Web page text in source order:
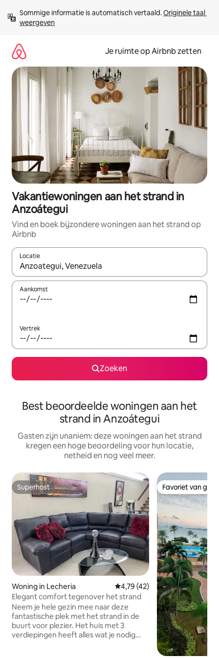
direct
naar
Sommige informatie is automatisch vertaald. Originele taal
weergeven
Je ruimte op Airbnb zetten
Vakantiewoningen aan het strand in
Anzoátegui
Vind en boek bijzondere woningen aan het strand op
Airbnb
Locatie
Wanneer er suggesties beschikbaar zijn, maak je een keuze
Aankomst
Vertrek
Zoeken
Best beoordeelde woningen aan het
strand in Anzoátegui
Gasten zijn unaniem: deze woningen aan het strand
kregen een hoge beoordeling voor hun locatie,
netheid en nog veel meer.
Superhost
Superhost
Woning in Lecheria Gemiddelde beoordeling van
4,79 (42)
Elegant comfort tegenover het strand
Neem je hele gezin mee naar deze
fantastische plek met het strand in de
buurt voor plezier. Het huis met 3
verdiepingen heeft alles wat je nodig
Favoriet van
Favoriet van